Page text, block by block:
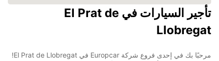
تأجير السيارات في El Prat de
Llobregat
مرحبًا بك في إحدى فروع شركة Europcar في El Prat de Llobregat!